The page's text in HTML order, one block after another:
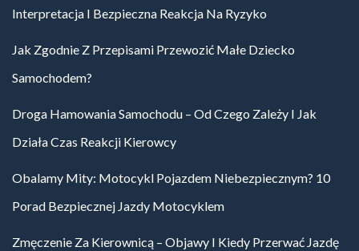
Interpretacja I Bezpieczna Reakcja Na Ryzyko
Jak Zgodnie Z Przepisami Przewozić Małe Dziecko
Samochodem?
Droga Hamowania Samochodu – Od Czego Zależy I Jak
Działa Czas Reakcji Kierowcy
Obalamy Mity: Motocykl Pojazdem Niebezpiecznym? 10
Porad Bezpiecznej Jazdy Motocyklem
Zmęczenie Za Kierownicą – Objawy I Kiedy Przerwać Jazdę